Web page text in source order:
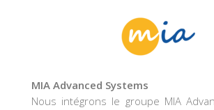
MIA Advanced Systems
Nous intégrons le groupe MIA